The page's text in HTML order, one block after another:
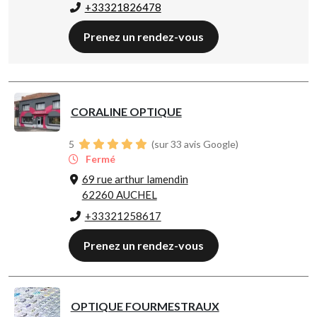
+33321826478
Prenez un rendez-vous
CORALINE OPTIQUE
5
(sur 33 avis Google)
Fermé
69 rue arthur lamendin
62260 AUCHEL
+33321258617
Prenez un rendez-vous
OPTIQUE FOURMESTRAUX